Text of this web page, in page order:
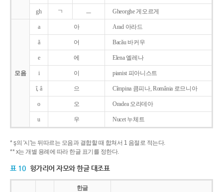
gh ㄱ ㅡ Gheorghe 게오르게
모음
a 아 Arad 아라드
ǎ 어 Bacǎu 바커우
e 에 Elena 엘레나
i 이 pianist 피아니스트
î, â 으 Cîmpina 큼피나, România 로므니아
o 오 Oradea 오라데아
u 우 Nucet 누체트
* ş의 '시'는 뒤따르는 모음과 결합할 때 합쳐서 1 음절로 적는다.
** x는 개별 용례에 따라 한글 표기를 정한다.
표 10 헝가리어 자모와 한글 대조표
한글